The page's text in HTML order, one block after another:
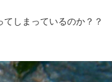
しまっているのか？？